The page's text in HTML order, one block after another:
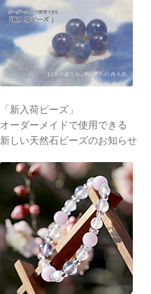
「新入荷ビーズ」
オーダーメイドで使用できる
新しい天然石ビーズのお知らせ